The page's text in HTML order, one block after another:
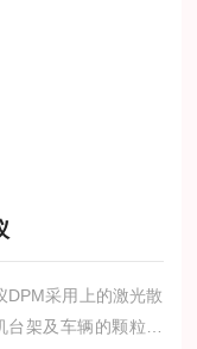
DPM采用上的激光散
架及车辆的颗粒物